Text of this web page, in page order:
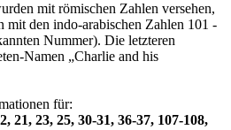
mit römischen Zahlen versehen,
mit den indo-arabischen Zahlen 101 -
Nummer). Die letzteren
Namen „Charlie and his
für:
21, 23, 25, 30-31, 36-37, 107-108,